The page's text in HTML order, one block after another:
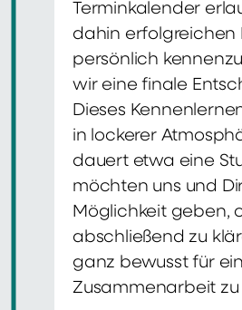
Terminkalender
dahin erfolgreichen
persönlich
wir eine finale
Dieses
in lockerer
dauert etwa eine
möchten uns und
Möglichkeit geben,
abschließend zu
ganz bewusst für
Zusammenarbeit